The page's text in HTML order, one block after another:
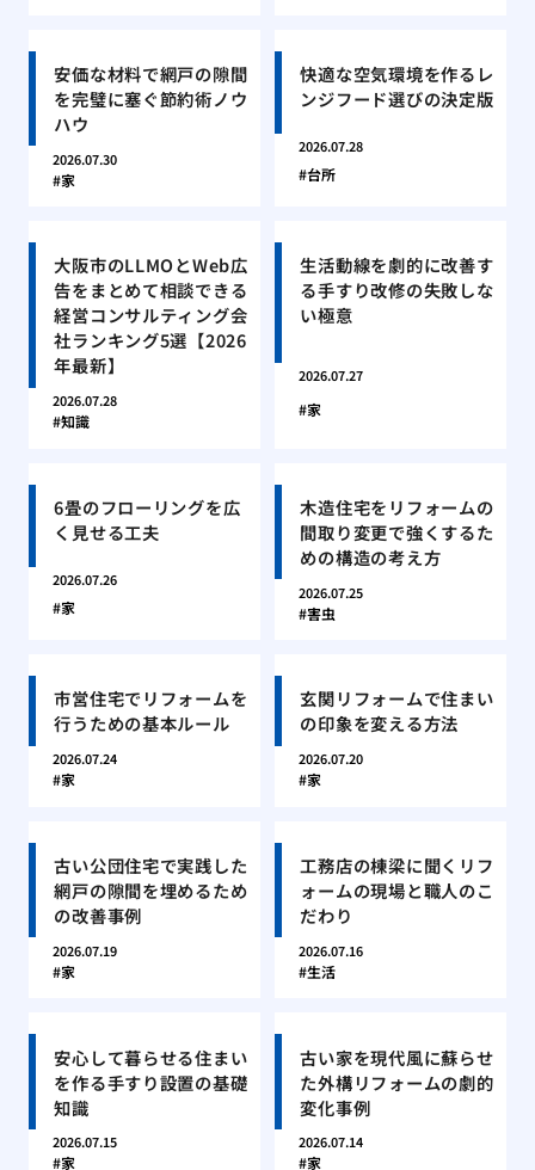
安価な材料で網戸の隙間
を完璧に塞ぐ節約術ノウ
ハウ
2026.07.30
家
快適な空気環境を作るレ
ンジフード選びの決定版
2026.07.28
台所
大阪市のLLMOとWeb広
告をまとめて相談できる
経営コンサルティング会
社ランキング5選【2026
年最新】
2026.07.28
知識
生活動線を劇的に改善す
る手すり改修の失敗しな
い極意
2026.07.27
家
6畳のフローリングを広
く見せる工夫
2026.07.26
家
木造住宅をリフォームの
間取り変更で強くするた
めの構造の考え方
2026.07.25
害虫
市営住宅でリフォームを
行うための基本ルール
2026.07.24
家
玄関リフォームで住まい
の印象を変える方法
2026.07.20
家
古い公団住宅で実践した
網戸の隙間を埋めるため
の改善事例
2026.07.19
家
工務店の棟梁に聞くリフ
ォームの現場と職人のこ
だわり
2026.07.16
生活
安心して暮らせる住まい
を作る手すり設置の基礎
知識
2026.07.15
家
古い家を現代風に蘇らせ
た外構リフォームの劇的
変化事例
2026.07.14
家